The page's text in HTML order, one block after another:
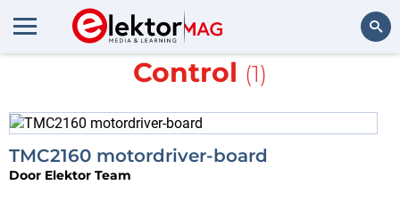
Meer overTrinamic Motion
Control (1)
TMC2160 motordriver-board
Door Elektor Team